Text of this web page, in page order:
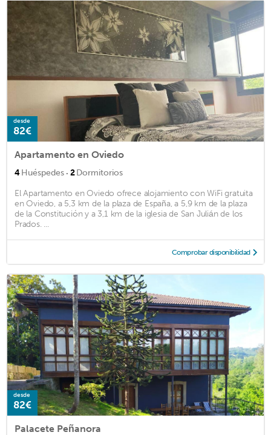
desde
82€
Apartamento en Oviedo
4Huéspedes · 2Dormitorios
El Apartamento en Oviedo ofrece alojamiento con WiFi gratuita
en Oviedo, a 5,3 km de la plaza de España, a 5,9 km de la plaza
de la Constitución y a 3,1 km de la iglesia de San Julián de los
Prados. ...
Comprobar disponibilidad
desde
82€
Palacete Peñanora